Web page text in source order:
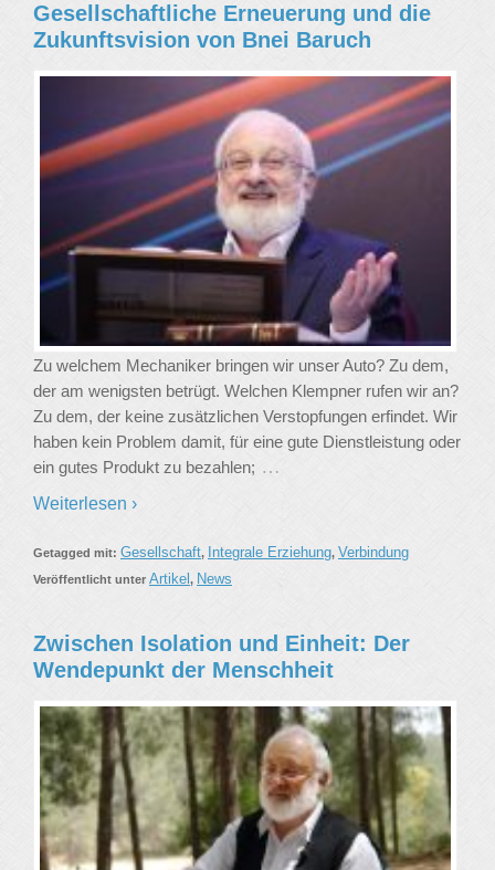
Gesellschaftliche Erneuerung und die
Zukunftsvision von Bnei Baruch
Zu welchem ​​Mechaniker bringen wir unser Auto? Zu dem,
der am wenigsten betrügt. Welchen Klempner rufen wir an?
Zu dem, der keine zusätzlichen Verstopfungen erfindet. Wir
haben kein Problem damit, für eine gute Dienstleistung oder
ein gutes Produkt zu bezahlen; …
Weiterlesen ›
Getagged mit: Gesellschaft, Integrale Erziehung, Verbindung
Veröffentlicht unter Artikel , News
Zwischen Isolation und Einheit: Der
Wendepunkt der Menschheit